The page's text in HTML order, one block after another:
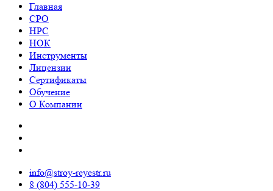
Главная
СРО
НРС
НОК
Инструменты
Лицензии
Сертификаты
Обучение
О Компании
info@stroy-reyestr.ru
8 (804) 555-10-39